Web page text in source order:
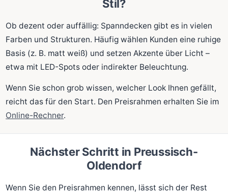
Stil?
Ob dezent oder auffällig: Spanndecken gibt es in vielen
Farben und Strukturen. Häufig wählen Kunden eine ruhige
Basis (z. B. matt weiß) und setzen Akzente über Licht –
etwa mit LED-Spots oder indirekter Beleuchtung.
Wenn Sie schon grob wissen, welcher Look Ihnen gefällt,
reicht das für den Start. Den Preisrahmen erhalten Sie im
Online-Rechner.
Nächster Schritt in Preussisch-
Oldendorf
Wenn Sie den Preisrahmen kennen, lässt sich der Rest